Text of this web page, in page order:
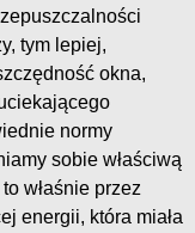
tym lepiej,
okna,
normy
sobie właściwą
właśnie przez
energii, która miała